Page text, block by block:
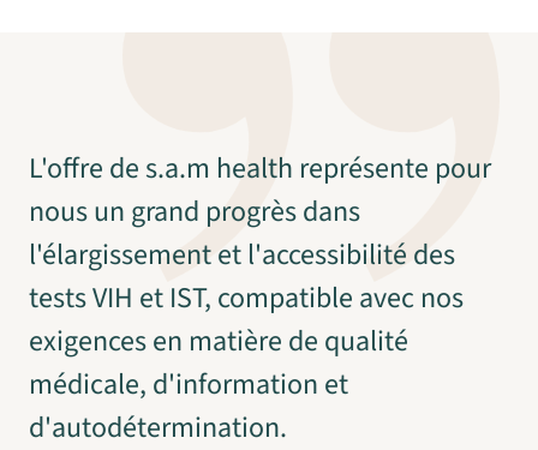
L'offre de s.a.m health représente pour
nous un grand progrès dans
l'élargissement et l'accessibilité des
tests VIH et IST, compatible avec nos
exigences en matière de qualité
médicale, d'information et
d'autodétermination.